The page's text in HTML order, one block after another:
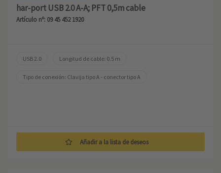
har-port USB 2.0 A-A; PFT 0,5m cable
Artículo nº: 09 45 452 1920
USB 2.0 Longitud de cable: 0.5 m
Tipo de conexión: Clavija tipo A - conector tipo A
Añadir a la lista de deseos